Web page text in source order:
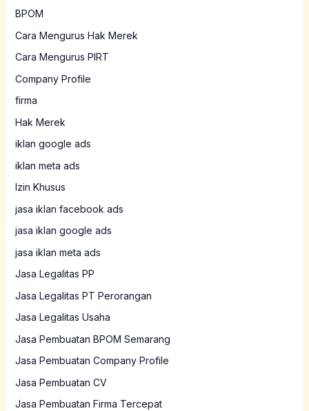
BPOM
Cara Mengurus Hak Merek
Cara Mengurus PIRT
Company Profile
firma
Hak Merek
iklan google ads
iklan meta ads
Izin Khusus
jasa iklan facebook ads
jasa iklan google ads
jasa iklan meta ads
Jasa Legalitas PP
Jasa Legalitas PT Perorangan
Jasa Legalitas Usaha
Jasa Pembuatan BPOM Semarang
Jasa Pembuatan Company Profile
Jasa Pembuatan CV
Jasa Pembuatan Firma Tercepat